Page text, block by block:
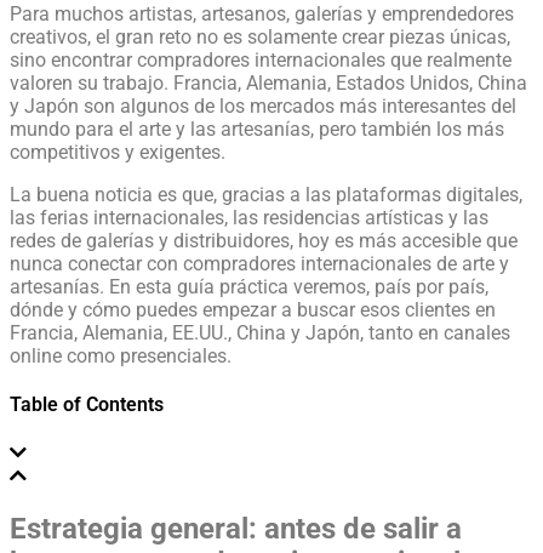
Para muchos artistas, artesanos, galerías y emprendedores
creativos, el gran reto no es solamente crear piezas únicas,
sino encontrar compradores internacionales que realmente
valoren su trabajo. Francia, Alemania, Estados Unidos, China
y Japón son algunos de los mercados más interesantes del
mundo para el arte y las artesanías, pero también los más
competitivos y exigentes.
La buena noticia es que, gracias a las plataformas digitales,
las ferias internacionales, las residencias artísticas y las
redes de galerías y distribuidores, hoy es más accesible que
nunca conectar con compradores internacionales de arte y
artesanías. En esta guía práctica veremos, país por país,
dónde y cómo puedes empezar a buscar esos clientes en
Francia, Alemania, EE.UU., China y Japón, tanto en canales
online como presenciales.
Table of Contents
Estrategia general: antes de salir a